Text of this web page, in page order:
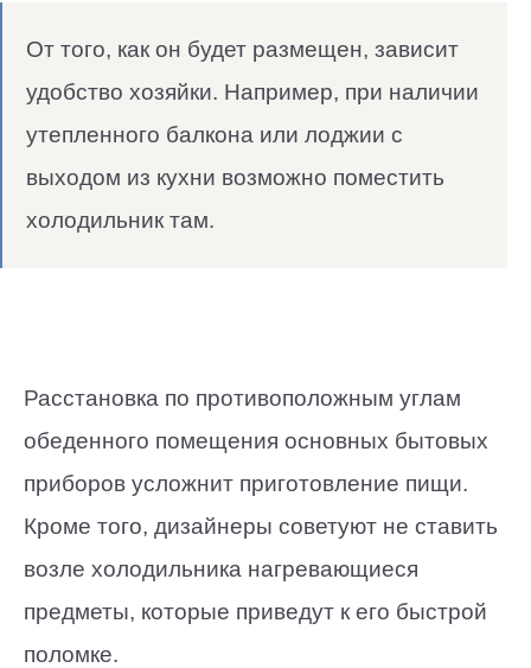
От того, как он будет размещен, зависит
удобство хозяйки. Например, при наличии
утепленного балкона или лоджии с
выходом из кухни возможно поместить
холодильник там.
Расстановка по противоположным углам
обеденного помещения основных бытовых
приборов усложнит приготовление пищи.
Кроме того, дизайнеры советуют не ставить
возле холодильника нагревающиеся
предметы, которые приведут к его быстрой
поломке.